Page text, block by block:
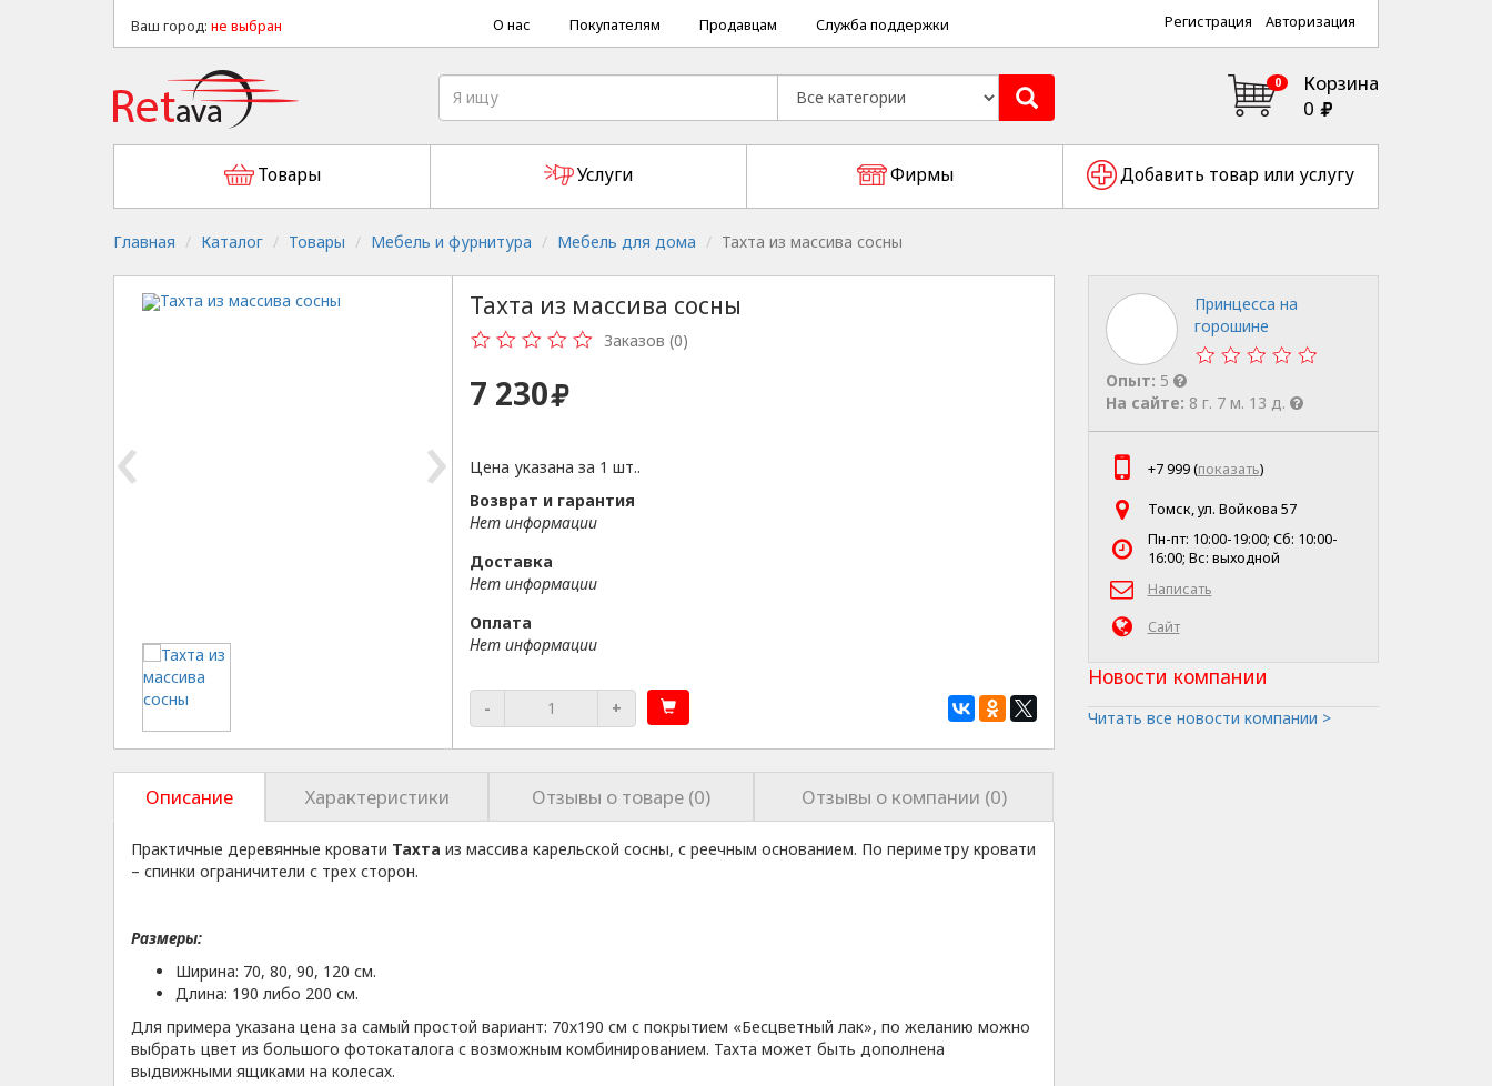
Ваш город: не выбран Регистрация Авторизация
О нас Покупателям Продавцам Служба поддержки
0
Корзина
0
Товары Услуги Фирмы Добавить товар или услугу
Главная Каталог Товары Мебель и фурнитура Мебель для дома Тахта из массива сосны
‹ ›
Тахта из массива сосны
Заказов (0)
7 230
Цена указана за 1 шт..
Возврат и гарантия
Нет информации
Доставка
Нет информации
Оплата
Нет информации
- +
Описание Характеристики Отзывы о товаре (0) Отзывы о компании (0)
Практичные деревянные кровати Тахта из массива карельской сосны, с реечным основанием. По периметру кровати
– спинки ограничители с трех сторон.
Размеры:
Ширина: 70, 80, 90, 120 см.
Длина: 190 либо 200 см.
Для примера указана цена за самый простой вариант: 70х190 см с покрытием «Бесцветный лак», по желанию можно
выбрать цвет из большого фотокаталога с возможным комбинированием. Тахта может быть дополнена
выдвижными ящиками на колесах.
Принцесса на
горошине
Опыт: 5
На сайте: 8 г. 7 м. 13 д.
+7 999 (показать)
Томск, ул. Войкова 57
Пн-пт: 10:00-19:00; Сб: 10:00-
16:00; Вс: выходной
Написать
Сайт
Новости компании
Читать все новости компании >